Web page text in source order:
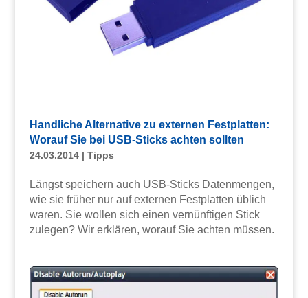
Handliche Alternative zu externen Festplatten:
Worauf Sie bei USB-Sticks achten sollten
24.03.2014| Tipps
Längst speichern auch USB-Sticks Datenmengen,
wie sie früher nur auf externen Festplatten üblich
waren. Sie wollen sich einen vernünftigen Stick
zulegen? Wir erklären, worauf Sie achten müssen.